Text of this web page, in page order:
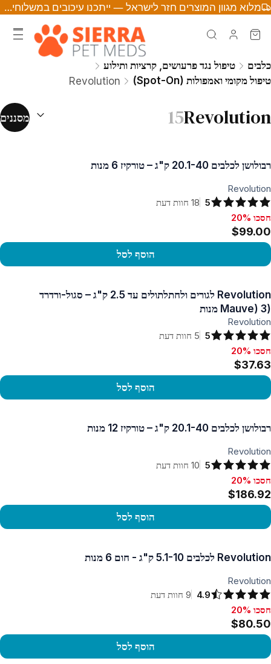
מלוא מגוון המוצרים חזר לישראל — ייתכנו עיכובים במשלוחים • לחצו לפרטים
כלבים
טיפול נגד פרעושים, קרציות ותילוע
טיפול מקומי ואמפולות (Spot-On)
Revolution
Revolution
15 מיון לפי:
מסננים
רבולושן לכלבים 20.1-40 ק"ג – טורקיז 6 מנות
Revolution
5
18 חוות דעת
חסכו 20%, $99.00
חסכו 20%
$99.00
הוסף לסל
Revolution לגורים ולחתלתולים עד 2.5 ק"ג – סגול-ורדרד
(Mauve) 3 מנות
Revolution
5
5 חוות דעת
חסכו 20%, $37.63
חסכו 20%
$37.63
הוסף לסל
רבולושן לכלבים 20.1-40 ק"ג – טורקיז 12 מנות
Revolution
5
10 חוות דעת
חסכו 20%, $186.92
חסכו 20%
$186.92
הוסף לסל
Revolution לכלבים 5.1-10 ק"ג - חום 6 מנות
Revolution
4.9
9 חוות דעת
חסכו 20%, $80.50
חסכו 20%
$80.50
הוסף לסל